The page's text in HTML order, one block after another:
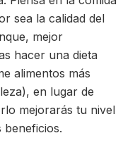
sea la calidad del
mejor
hacer una dieta
alimentos más
en lugar de
mejorarás tu nivel